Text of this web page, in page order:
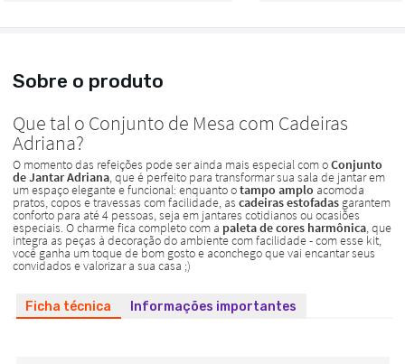
Sobre o produto
Ficha técnica Informações importantes